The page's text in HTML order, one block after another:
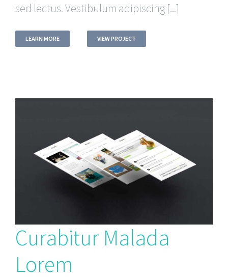
sed lectus. Vestibulum adipiscing [...]
LEARN MORE VIEW PROJECT
Curabitur Malada
Lorem